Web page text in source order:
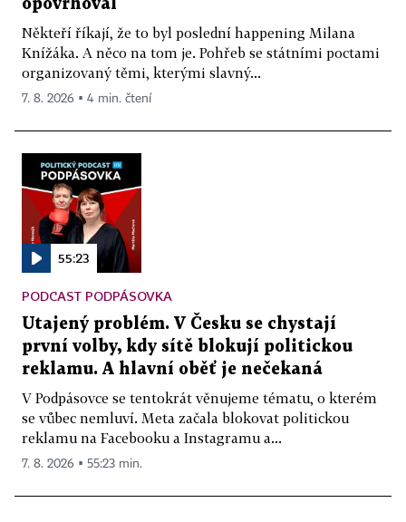
opovrhoval
Někteří říkají, že to byl poslední happening Milana
Knížáka. A něco na tom je. Pohřeb se státními poctami
organizovaný těmi, kterými slavný...
7. 8. 2026 ▪ 4 min. čtení
55:23
PODCAST PODPÁSOVKA
Utajený problém. V Česku se chystají
první volby, kdy sítě blokují politickou
reklamu. A hlavní oběť je nečekaná
V Podpásovce se tentokrát věnujeme tématu, o kterém
se vůbec nemluví. Meta začala blokovat politickou
reklamu na Facebooku a Instagramu a...
7. 8. 2026 ▪ 55:23 min.